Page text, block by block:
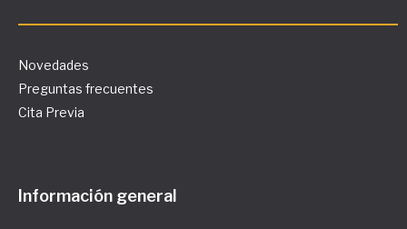
Novedades
Preguntas frecuentes
Cita Previa
Información general